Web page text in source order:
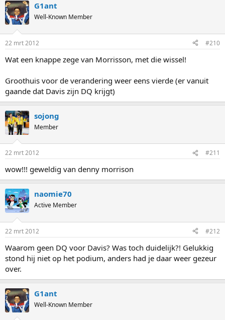
G1ant
Well-Known Member
22 mrt 2012 #210
Wat een knappe zege van Morrisson, met die wissel!
Groothuis voor de verandering weer eens vierde (er vanuit
gaande dat Davis zijn DQ krijgt)
sojong
Member
22 mrt 2012 #211
wow!!! geweldig van denny morrison
naomie70
Active Member
22 mrt 2012 #212
Waarom geen DQ voor Davis? Was toch duidelijk?! Gelukkig
stond hij niet op het podium, anders had je daar weer gezeur
over.
G1ant
Well-Known Member